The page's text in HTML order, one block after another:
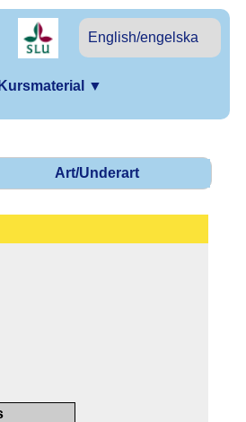
English/engelska
Kursmaterial ▼
Art/Underart